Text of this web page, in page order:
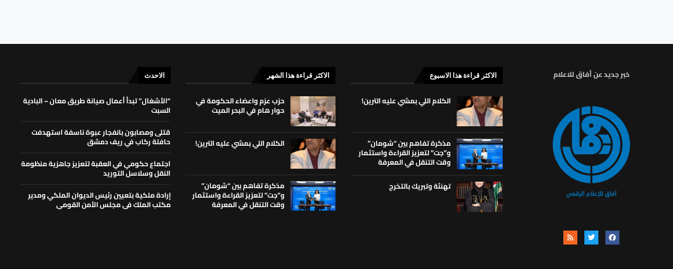
خبر جديد عن أفاق للاعلام الاكثر قراءة هذا الاسبوع
الكلام اللي بمشي عليه الترين!
مذكرة تفاهم بين “شومان”
و”جت” لتعزيز القراءة واستثمار
وقت التنقل في المعرفة
تهنئة وتبريك بالتخرج
الاكثر قراءة هذا الشهر
حزب عزم واعضاء الحكومة في
حوار هام في البحر الميت
الكلام اللي بمشي عليه الترين!
مذكرة تفاهم بين “شومان”
و”جت” لتعزيز القراءة واستثمار
وقت التنقل في المعرفة
الاحدث
“الأشغال” تبدأ أعمال صيانة طريق معان – البادية
السبت
قتلى ومصابون بانفجار عبوة ناسفة استهدفت
حافلة ركاب في ريف دمشق
اجتماع حكومي في العقبة لتعزيز جاهزية منظومة
النقل وسلاسل التوريد
إرادة ملكية بتعيين رئيس الديوان الملكي ومدير
مكتب الملك في مجلس الأمن القومي